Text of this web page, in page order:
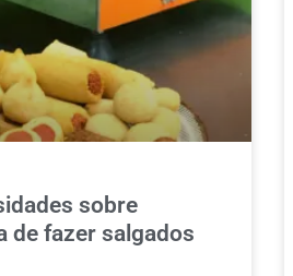
sobre
de fazer salgados